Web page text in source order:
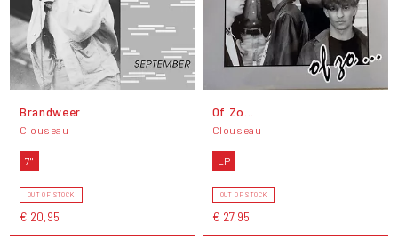
Brandweer
Clouseau
7"
OUT OF STOCK
€ 20,95
Of Zo...
Clouseau
LP
OUT OF STOCK
€ 27,95